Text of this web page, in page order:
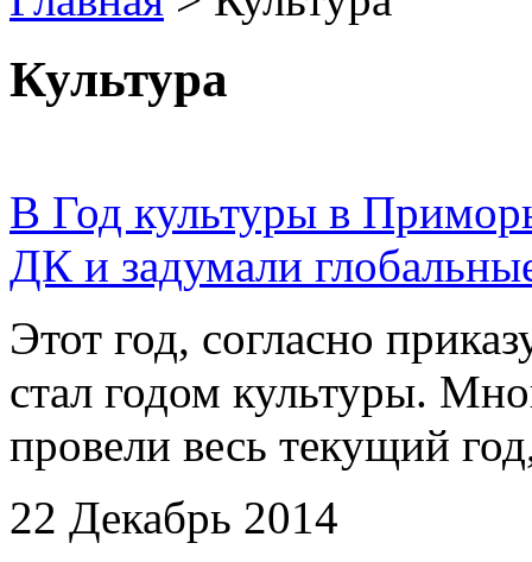
Культура
В Год культуры в
ДК и задумали
Этот год, согласно
стал годом культуры.
провели весь текущий
22 Декабрь 2014